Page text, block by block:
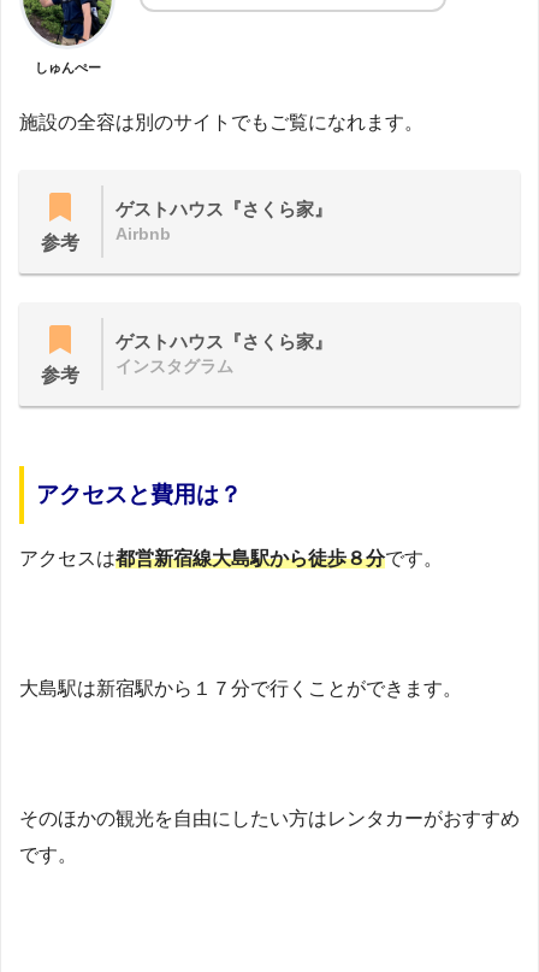
しゅんぺー
施設の全容は別のサイトでもご覧になれます。
参考
ゲストハウス『さくら家』
Airbnb
参考
ゲストハウス『さくら家』
インスタグラム
アクセスと費用は？
アクセスは都営新宿線大島駅から徒歩８分です。
大島駅は新宿駅から１７分で行くことができます。
そのほかの観光を自由にしたい方はレンタカーがおすすめ
です。